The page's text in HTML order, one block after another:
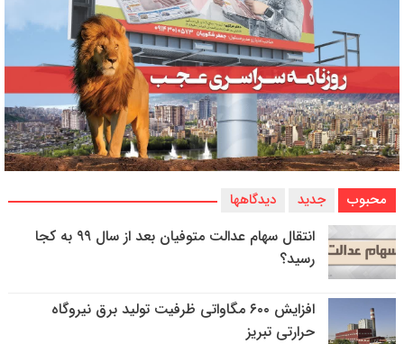
محبوب جدید دیدگاهها
انتقال سهام عدالت متوفیان بعد از سال ۹۹ به کجا
رسید؟
افزایش ۶۰۰ مگاواتی ظرفیت تولید برق نیروگاه
حرارتی تبریز